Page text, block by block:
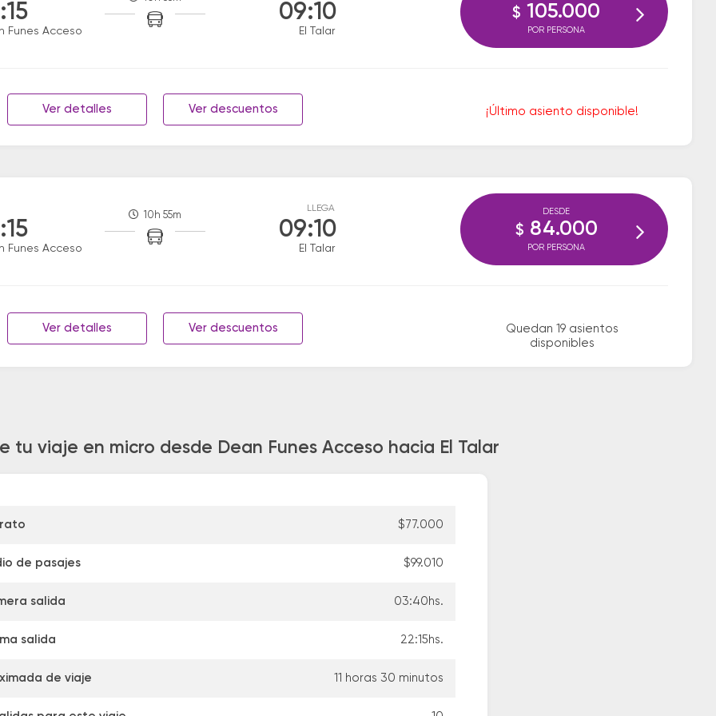
Funes Acceso
09:10
El Talar
Ver detalles Ver descuentos ¡Último asiento disponible!
$ 105.000
POR PERSONA
Funes Acceso
10h 55m
LLEGA
09:10
El Talar
Ver detalles Ver descuentos
Quedan 19 asientos
disponibles
DESDE
$ 84.000
POR PERSONA
tu viaje en micro desde Dean Funes Acceso hacia El Talar
$77.000
de pasajes $99.010
salida 03:40hs.
salida 22:15hs.
de viaje 11 horas 30 minutos